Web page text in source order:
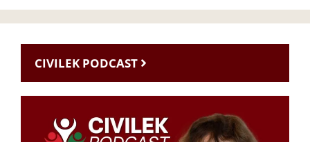
CIVILEK PODCAST